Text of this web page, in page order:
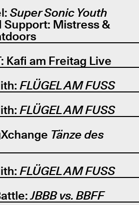
Super Sonic Youth
Support: Mistress &
Kafi am Freitag Live
FLÜGEL AM FUSS
FLÜGEL AM FUSS
Tänze des
FLÜGEL AM FUSS
JBBB vs. BBFF